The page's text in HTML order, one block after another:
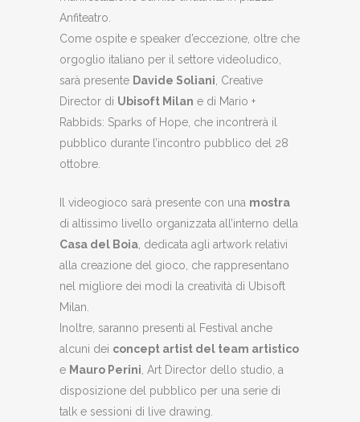
Anfiteatro.
Come ospite e speaker d’eccezione, oltre che
orgoglio italiano per il settore videoludico,
sarà presente Davide Soliani, Creative
Director di Ubisoft Milan e di Mario +
Rabbids: Sparks of Hope, che incontrerà il
pubblico durante l’incontro pubblico del 28
ottobre.
Il videogioco sarà presente con una mostra
di altissimo livello organizzata all’interno della
Casa del Boia, dedicata agli artwork relativi
alla creazione del gioco, che rappresentano
nel migliore dei modi la creatività di Ubisoft
Milan.
Inoltre, saranno presenti al Festival anche
alcuni dei concept artist del team artistico
e Mauro Perini, Art Director dello studio, a
disposizione del pubblico per una serie di
talk e sessioni di live drawing.